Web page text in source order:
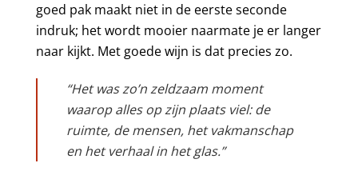
goed pak maakt niet in de eerste seconde
indruk; het wordt mooier naarmate je er langer
naar kijkt. Met goede wijn is dat precies zo.
“Het was zo’n zeldzaam moment
waarop alles op zijn plaats viel: de
ruimte, de mensen, het vakmanschap
en het verhaal in het glas.”